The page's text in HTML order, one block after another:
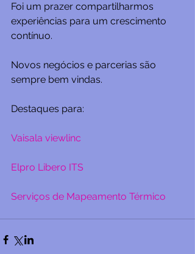
Foi um prazer compartilharmos
experiências para um crescimento
contínuo.
Novos negócios e parcerias são
sempre bem vindas.
Destaques para:
Vaisala viewlinc
Elpro Libero ITS
Serviços de Mapeamento Térmico